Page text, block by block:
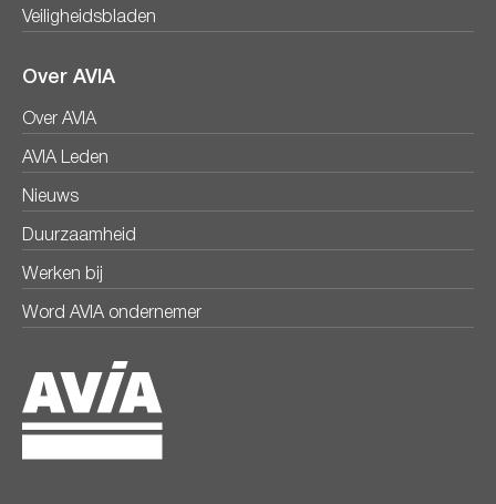
Veiligheidsbladen
Over AVIA
Over AVIA
AVIA Leden
Nieuws
Duurzaamheid
Werken bij
Word AVIA ondernemer